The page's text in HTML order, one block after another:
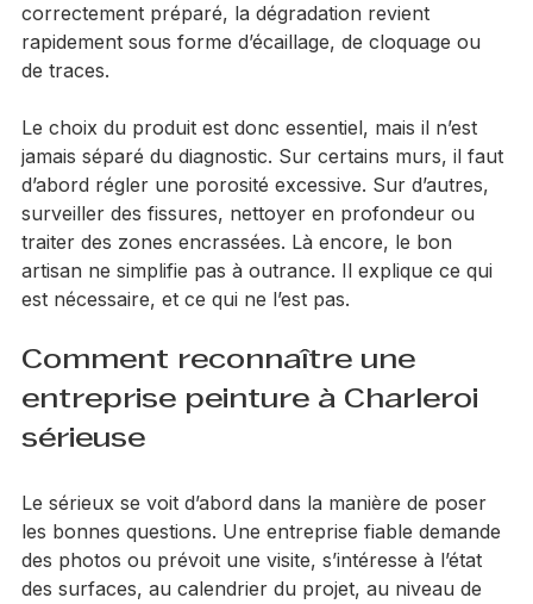
les raccourcis. Si le support n’est pas sain, sec et
correctement préparé, la dégradation revient
rapidement sous forme d’écaillage, de cloquage ou
Le choix du produit est donc essentiel, mais il n’est
jamais séparé du diagnostic. Sur certains murs, il faut
d’abord régler une porosité excessive. Sur d’autres,
surveiller des fissures, nettoyer en profondeur ou
traiter des zones encrassées. Là encore, le bon
artisan ne simplifie pas à outrance. Il explique ce qui
Comment reconnaître une
entreprise peinture à Charleroi
Le sérieux se voit d’abord dans la manière de poser
les bonnes questions. Une entreprise fiable demande
des photos ou prévoit une visite, s’intéresse à l’état